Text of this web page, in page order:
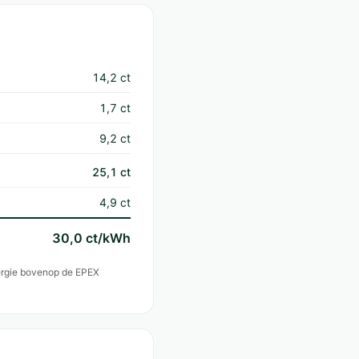
14,2 ct
1,7 ct
9,2 ct
25,1 ct
4,9 ct
30,0 ct/kWh
bovenop de EPEX